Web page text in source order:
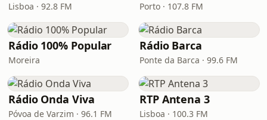
Lisboa · 92.8 FM Porto · 107.8 FM
Rádio 100% Popular
Moreira
Rádio Barca
Ponte da Barca · 99.6 FM
Rádio Onda Viva
Póvoa de Varzim · 96.1 FM
RTP Antena 3
Lisboa · 100.3 FM